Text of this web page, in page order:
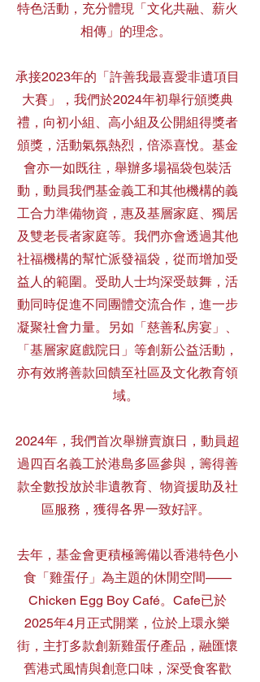
特色活動，充分體現「文化共融、薪火
相傳」的理念。
承接2023年的「許善我最喜愛非遺項目
大賽」，我們於2024年初舉行頒獎典
禮，向初小組、高小組及公開組得獎者
頒獎，活動氣氛熱烈，倍添喜悅。基金
會亦一如既往，舉辦多場福袋包裝活
動，動員我們基金義工和其他機構的義
工合力準備物資，惠及基層家庭、獨居
及雙老長者家庭等。我們亦會透過其他
社福機構的幫忙派發福袋，從而增加受
益人的範圍。受助人士均深受鼓舞，活
動同時促進不同團體交流合作，進一步
凝聚社會力量。另如「慈善私房宴」、
「基層家庭戲院日」等創新公益活動，
亦有效將善款回饋至社區及文化教育領
域。
2024年，我們首次舉辦賣旗日，動員超
過四百名義工於港島多區參與，籌得善
款全數投放於非遺教育、物資援助及社
區服務，獲得各界一致好評。
去年，基金會更積極籌備以香港特色小
食「雞蛋仔」為主題的休閒空間——
Chicken Egg Boy Café。Cafe已於
2025年4月正式開業，位於上環永樂
街，主打多款創新雞蛋仔產品，融匯懷
舊港式風情與創意口味，深受食客歡